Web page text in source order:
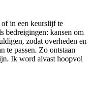
of in een keurslijf te
bedreigingen: kansen om
zodat overheden en
te passen. Zo ontstaan
Ik word alvast hoopvol